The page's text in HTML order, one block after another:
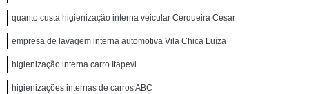
quanto custa higienização interna veicular Cerqueira César
empresa de lavagem interna automotiva Vila Chica Luíza
higienização interna carro Itapevi
higienizações internas de carros ABC